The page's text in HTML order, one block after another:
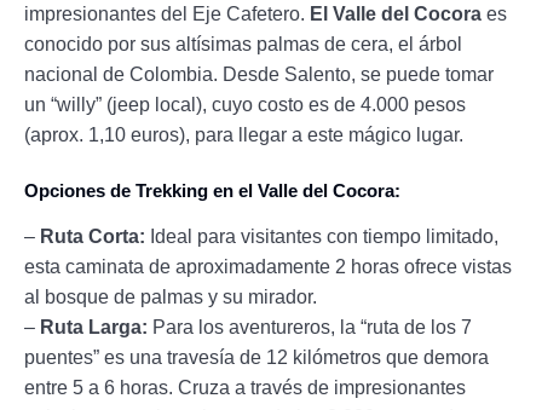
impresionantes del Eje Cafetero. El Valle del Cocora es
conocido por sus altísimas palmas de cera, el árbol
nacional de Colombia. Desde Salento, se puede tomar
un “willy” (jeep local), cuyo costo es de 4.000 pesos
(aprox. 1,10 euros), para llegar a este mágico lugar.
Opciones de Trekking en el Valle del Cocora:
– Ruta Corta: Ideal para visitantes con tiempo limitado,
esta caminata de aproximadamente 2 horas ofrece vistas
al bosque de palmas y su mirador.
– Ruta Larga: Para los aventureros, la “ruta de los 7
puentes” es una travesía de 12 kilómetros que demora
entre 5 a 6 horas. Cruza a través de impresionantes